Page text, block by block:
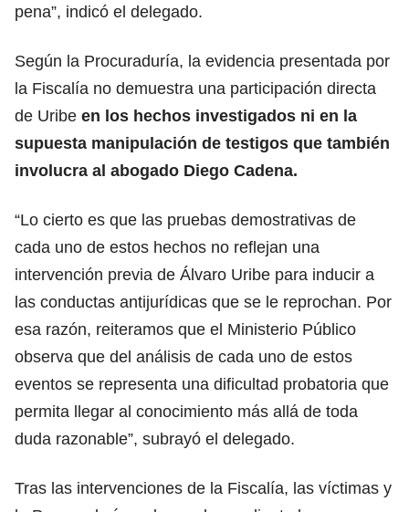
pena”, indicó el delegado.
Según la Procuraduría, la evidencia presentada por
la Fiscalía no demuestra una participación directa
de Uribe en los hechos investigados ni en la
supuesta manipulación de testigos que también
involucra al abogado Diego Cadena.
“Lo cierto es que las pruebas demostrativas de
cada uno de estos hechos no reflejan una
intervención previa de Álvaro Uribe para inducir a
las conductas antijurídicas que se le reprochan. Por
esa razón, reiteramos que el Ministerio Público
observa que del análisis de cada uno de estos
eventos se representa una dificultad probatoria que
permita llegar al conocimiento más allá de toda
duda razonable”, subrayó el delegado.
Tras las intervenciones de la Fiscalía, las víctimas y